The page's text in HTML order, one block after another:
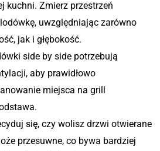
kuchni. Zmierz przestrzeń
uwzględniając zarówno
jak i głębokość.
side by side potrzebują
aby prawidłowo
miejsca na grill
się, czy wolisz drzwi otwierane
przesuwne, co bywa bardziej